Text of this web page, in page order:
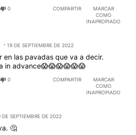
0 COMPARTIR
MARCAR
COMO
INAPROPIADO
19 DE SEPTIEMBRE DE 2022
en las pavadas que va a decir.
in advance😱😱😱😱😱😱
0 COMPARTIR
MARCAR
COMO
INAPROPIADO
DE SEPTIEMBRE DE 2022
🤔